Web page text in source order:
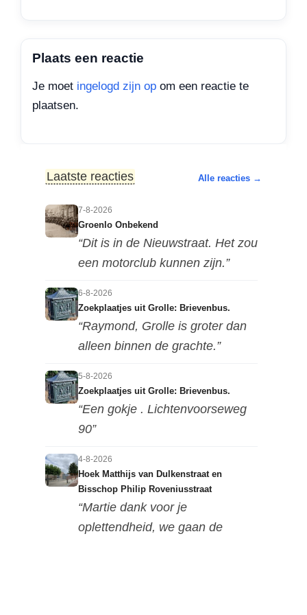
Plaats een reactie
Je moet ingelogd zijn op om een reactie te
plaatsen.
Laatste reacties Alle reacties →
7-8-2026
Groenlo Onbekend
“Dit is in de Nieuwstraat. Het zou
een motorclub kunnen zijn.”
6-8-2026
Zoekplaatjes uit Grolle: Brievenbus.
“Raymond, Grolle is groter dan
alleen binnen de grachte.”
5-8-2026
Zoekplaatjes uit Grolle: Brievenbus.
“Een gokje . Lichtenvoorseweg
90”
4-8-2026
Hoek Matthijs van Dulkenstraat en
Bisschop Philip Roveniusstraat
“Martie dank voor je
oplettendheid, we gaan de